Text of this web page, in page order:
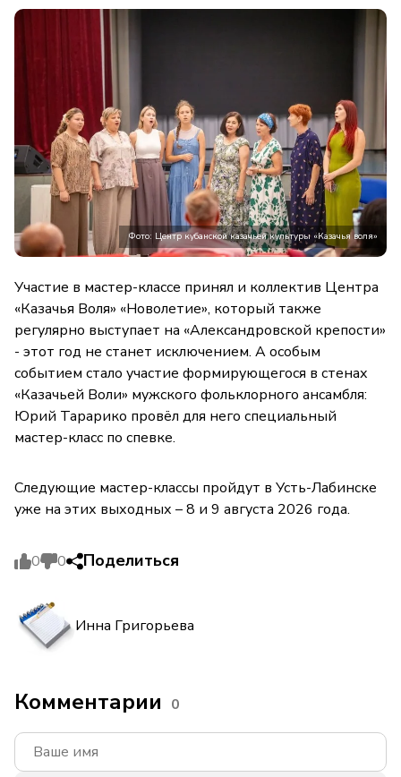
Фото: Центр кубанской казачьей культуры «Казачья воля»
Участие в мастер-классе принял и коллектив Центра
«Казачья Воля» «Новолетие», который также
регулярно выступает на «Александровской крепости»
- этот год не станет исключением. А особым
событием стало участие формирующегося в стенах
«Казачьей Воли» мужского фольклорного ансамбля:
Юрий Тарарико провёл для него специальный
мастер-класс по спевке.
Следующие мастер-классы пройдут в Усть-Лабинске
уже на этих выходных – 8 и 9 августа 2026 года.
0 0 Поделиться
Инна Григорьева
Комментарии 0